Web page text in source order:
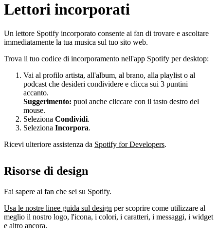
Lettori incorporati
Un lettore Spotify incorporato consente ai fan di trovare e ascoltare
immediatamente la tua musica sul tuo sito web.
Trova il tuo codice di incorporamento nell'app Spotify per desktop:
Vai al profilo artista, all'album, al brano, alla playlist o al
podcast che desideri condividere e clicca sui 3 puntini
accanto.
Suggerimento: puoi anche cliccare con il tasto destro del
mouse.
Seleziona Condividi.
Seleziona Incorpora.
Ricevi ulteriore assistenza da Spotify for Developers.
Risorse di design
Fai sapere ai fan che sei su Spotify.
Usa le nostre linee guida sul design per scoprire come utilizzare al
meglio il nostro logo, l'icona, i colori, i caratteri, i messaggi, i widget
e altro ancora.